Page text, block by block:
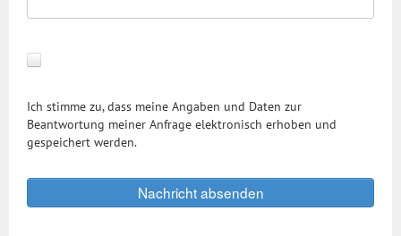
Ich stimme zu, dass meine Angaben und Daten zur
Beantwortung meiner Anfrage elektronisch erhoben und
gespeichert werden.
Nachricht absenden